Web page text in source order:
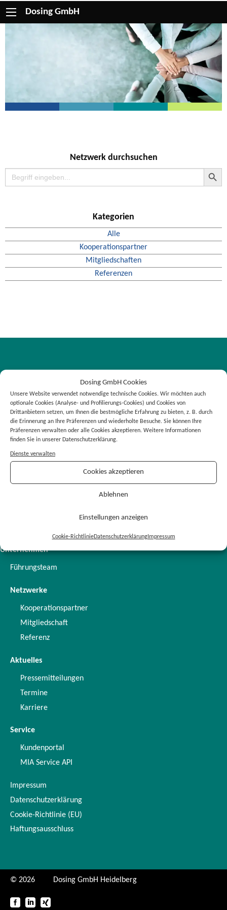
Dosing GmbH Cookies
Unsere Website verwendet notwendige technische Cookies. Wir möchten auch
optionale Cookies (Analyse- und Profilierungs-Cookies) und Cookies von
Drittanbietern setzen, um Ihnen die bestmögliche Erfahrung zu bieten, z. B. durch
die Erinnerung an Ihre Präferenzen und wiederholte Besuche. Sie können Ihre
Präferenzen verwalten oder alle Cookies akzeptieren. Weitere Informationen
finden Sie in unserer Datenschutzerklärung.
Dienste verwalten
Cookies akzeptieren
Ablehnen
Einstellungen anzeigen
Cookie-RichtlinieDatenschutzerklärungImpressum
Dosing GmbH
Netzwerk durchsuchen
Search
Search Button
Kategorien
Alle
Kooperationspartner
Mitgliedschaften
Referenzen
Dosing GmbH
Speyerer Straße 14
69115 Heidelberg
info@dosing-gmbh.de
Produktlösungen
AiDKlinik
Unternehmen
Führungsteam
Netzwerke
Kooperationspartner
Mitgliedschaft
Referenz
Aktuelles
Pressemitteilungen
Termine
Karriere
Service
Kundenportal
MIA Service API
Impressum
Datenschutzerklärung
Cookie-Richtlinie (EU)
Haftungsausschluss
© 2026 Dosing GmbH Heidelberg